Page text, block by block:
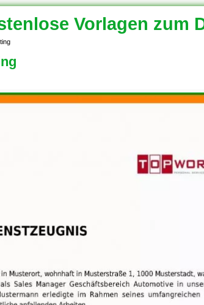
Vorlagen zum